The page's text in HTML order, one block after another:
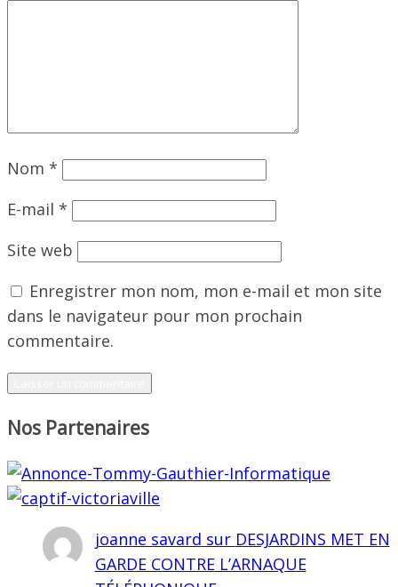
Nom *
E-mail *
Site web
Enregistrer mon nom, mon e-mail et mon site
dans le navigateur pour mon prochain
commentaire.
Nos Partenaires
joanne savard sur DESJARDINS MET EN
GARDE CONTRE L’ARNAQUE